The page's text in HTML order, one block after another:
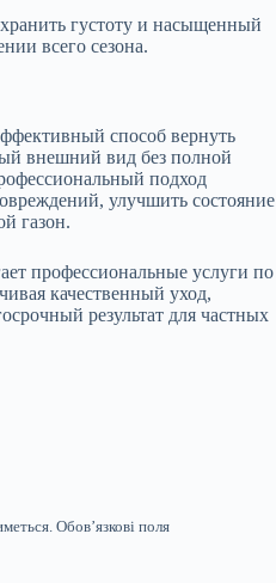
густоту и насыщенный
всего сезона.
способ вернуть
внешний вид без полной
подход
улучшить состояние
газон.
профессиональные услуги по
качественный уход,
результат для частных
Обов’язкові поля